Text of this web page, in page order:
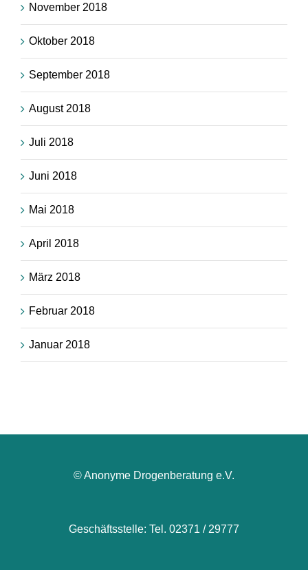
November 2018
Oktober 2018
September 2018
August 2018
Juli 2018
Juni 2018
Mai 2018
April 2018
März 2018
Februar 2018
Januar 2018
© Anonyme Drogenberatung e.V.
Geschäftsstelle: Tel. 02371 / 29777